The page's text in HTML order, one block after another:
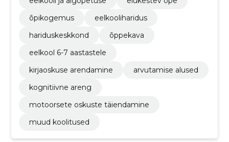
õpikogemus
eelkooliharidus
hariduskeskkond
õppekava
eelkool 6-7 aastastele
kirjaoskuse arendamine
arvutamise alused
kognitiivne areng
motoorsete oskuste täiendamine
muud koolitused